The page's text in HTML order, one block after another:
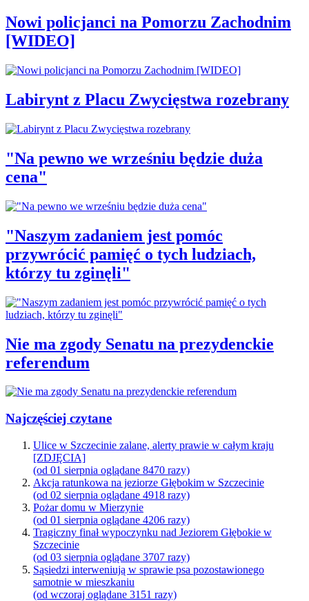
Nowi policjanci na Pomorzu Zachodnim
[WIDEO]
Labirynt z Placu Zwycięstwa rozebrany
"Na pewno we wrześniu będzie duża
cena"
"Naszym zadaniem jest pomóc
przywrócić pamięć o tych ludziach,
którzy tu zginęli"
Nie ma zgody Senatu na prezydenckie
referendum
Najczęściej czytane
Ulice w Szczecinie zalane, alerty prawie w całym kraju
[ZDJĘCIA]
(od 01 sierpnia oglądane 8470 razy)
Akcja ratunkowa na jeziorze Głębokim w Szczecinie
(od 02 sierpnia oglądane 4918 razy)
Pożar domu w Mierzynie
(od 01 sierpnia oglądane 4206 razy)
Tragiczny finał wypoczynku nad Jeziorem Głębokie w
Szczecinie
(od 03 sierpnia oglądane 3707 razy)
Sąsiedzi interweniują w sprawie psa pozostawionego
samotnie w mieszkaniu
(od wczoraj oglądane 3151 razy)